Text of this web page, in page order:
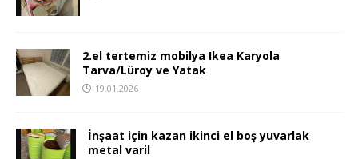
2.el tertemiz mobilya Ikea Karyola
Tarva/Lüroy ve Yatak
19.01.2026
İnşaat için kazan ikinci el boş yuvarlak
metal varil